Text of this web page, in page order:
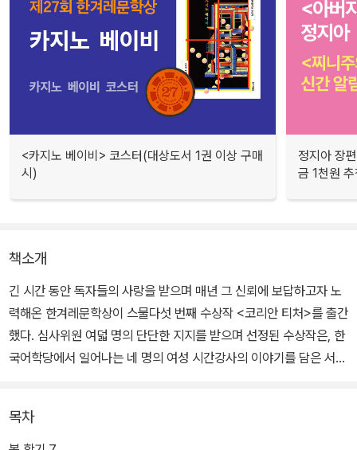
<카지노 베이비> 코스터(대상도서 1권 이상 구매
시)
정지아 장
금 1천원
책소개
긴 시간 동안 독자들의 사랑을 받으며 매년 그 신뢰에 보답하고자 노
력해온 한겨레문학상이 스물다섯 번째 수상작 <코리안 티처>를 출간
했다. 심사위원 여덟 명의 단단한 지지를 받으며 선정된 수상작은, 한
국어학당에서 일어나는 네 명의 여성 시간강사의 이야기를 담은 서수
심사를 맡은 강영숙 소설가는 이 소설이 "고학력 여성들을 포함해 많
은 여성들이 우리 사회에서 무언가가 되려고 하는 것을 아직도 막고
목차